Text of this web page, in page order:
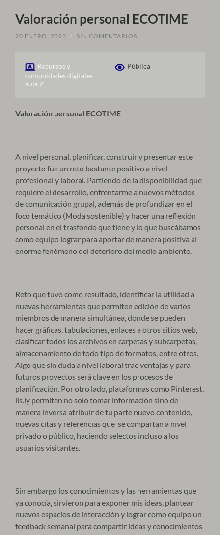
Valoración personal ECOTIME
20 ENERO, 2023 / SIN COMENTARIOS
Recursos y
comunidades digitales
aula 2
Pública
Valoración personal ECOTIME
A nivel personal, planificar, construir y presentar este
proyecto fue un reto bastante positivo a nivel
profesional y laboral. Partiendo de la disponibilidad que
requiere el desarrollo, enfrentarme a nuevos métodos
de comunicación grupal, además de profundizar en el
foco temático (Moda sostenible) y hacer una reflexión
personal en el trasfondo que tiene y lo que buscábamos
como equipo lograr para aportar de manera positiva al
enorme fenómeno del deterioro del medio ambiente.
Reto que tuvo como resultado, identificar la utilidad a
nuevas herramientas que permiten edición de varios
miembros de manera simultánea, donde se pueden
hacer gráficas, tabulaciones, enlaces a otros sitios web,
clasificar todos los archivos en carpetas y subcarpetas,
almacenamiento de todo tipo de formatos, entre otros.
Algo que sin duda a nivel laboral trae ventajas y para
futuros proyectos será clave en los procesos de
planificación. Por otro lado, plataformas como Pinterest,
lis.ly permiten no solo tomar información sino de
manera inversa atribuir de tu parte nuevo contenido,
nuevas citas y referencias que se compartan a nivel
privado o público, haciendo selectos incluso a los
usuarios visitantes.
Sin embargo los conocimientos y las herramientas que
ya conocía, sirvieron para exponer mis ideas, plantear
nuevos espacios de interacción y lograr como equipo un
feedback semanal para compartir ideas y conocimientos